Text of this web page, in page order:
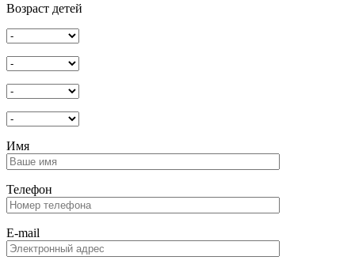
Возраст детей
Имя
Телефон
E-mail